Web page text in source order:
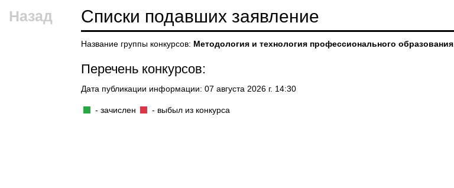
Назад Списки подавших заявление
Название группы конкурсов: Методология и технология профессионального образования
Перечень конкурсов:
Дата публикации информации: 07 августа 2026 г. 14:30
- зачислен - выбыл из конкурса